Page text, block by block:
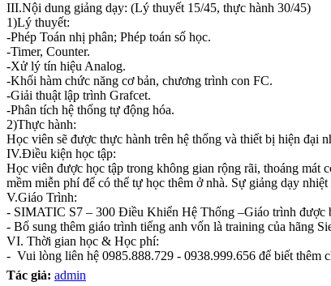
III.Nội dung giảng dạy: (Lý thuyết 15/45, thực hành 30/45)
1)Lý thuyết:
-Phép Toán nhị phân; Phép toán số học.
-Timer, Counter.
-Xử lý tín hiệu Analog.
-Khối hàm chức năng cơ bản, chương trình con FC.
-Giải thuật lập trình Grafcet.
-Phân tích hệ thống tự động hóa.
2)Thực hành:
Học viên sẽ được thực hành trên hệ thống và thiết bị hiện
IV.Điều kiện học tập:
Học viên được học tập trong không gian rộng rãi, thoáng
mềm miễn phí để có thể tự học thêm ở nhà. Sự giảng dạy
V.Giáo Trình:
- SIMATIC S7 – 300 Điều Khiển Hệ Thống –Giáo trình được
- Bổ sung thêm giáo trình tiếng anh vốn là training của hãng
VI. Thời gian học & Học phí:
- Vui lòng liên hệ 0985.888.729 - 0938.999.656 để biết thêm
Tác giả: admin